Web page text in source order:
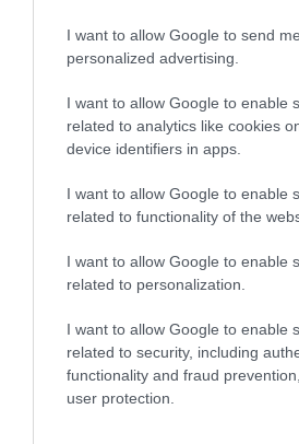
I want to allow Google to send me
personalized advertising.
I want to allow Google to enable
related to analytics like cookies
device identifiers in apps.
I want to allow Google to enable
related to functionality of the
I want to allow Google to enable
related to personalization.
I want to allow Google to enable
related to security, including
functionality and fraud
user protection.
alkalmából az pontgyűjtő
regisztrálók 2021. március 31-ig
mérföldet kapnak utazásaik után.
Érdekelnek a wellness és utazós
,
értesülhetsz szállás
élményt! Hozzászólnál?Itt
Támogatásoddal
hasznos és egyre minőségibb